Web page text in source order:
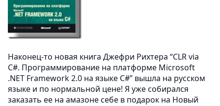
Наконец-то новая книга Джефри Рихтера “CLR via
C#. Программирование на платформе Microsoft
.NET Framework 2.0 на языке C#” вышла на русском
языке и по нормальной цене! Я уже собирался
заказать ее на амазоне себе в подарок на Новый